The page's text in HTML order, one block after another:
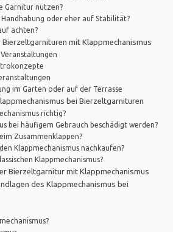
Garnitur nutzen?
oder eher auf Stabilität?
achten?
mit Klappmechanismus
im Garten oder auf der Terrasse
bei Bierzeltgarnituren
richtig?
bei häufigem Gebrauch beschädigt werden?
Zusammenklappen?
Klappmechanismus nachkaufen?
Klappmechanismus?
Bierzeltgarnitur mit Klappmechanismus
des Klappmechanismus bei